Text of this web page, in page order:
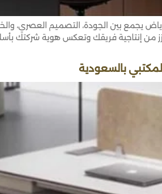
يجمع بين الجودة، التصميم العصري،
بالسعودية